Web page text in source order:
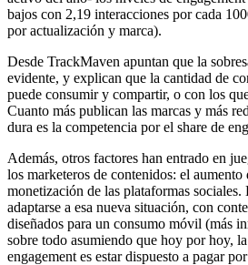
bajos con 2,19 interacciones por cada
por actualización y marca).
Desde TrackMaven apuntan que la
evidente, y explican que la cantidad de
puede consumir y compartir, o con los
Cuanto más publican las marcas y más
dura es la competencia por el share de
Además, otros factores han entrado en
los marketeros de contenidos: el
monetización de las plataformas sociales.
adaptarse a esa nueva situación, con
diseñados para un consumo móvil (más
sobre todo asumiendo que hoy por hoy,
engagement es estar dispuesto a pagar